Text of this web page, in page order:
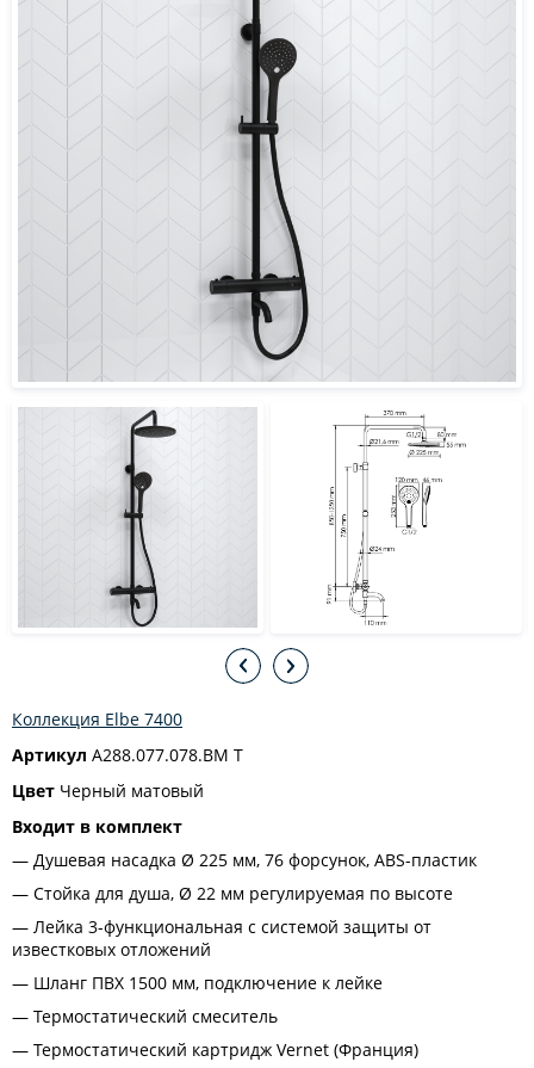
Коллекция Elbe 7400
Артикул A288.077.078.BM T
Цвет Черный матовый
Входит в комплект
Душевая насадка Ø 225 мм, 76 форсунок, ABS-пластик
Стойка для душа, Ø 22 мм регулируемая по высоте
Лейка 3-функциональная с системой защиты от
известковых отложений
Шланг ПВХ 1500 мм, подключение к лейке
Термостатический смеситель
Термостатический картридж Vernet (Франция)